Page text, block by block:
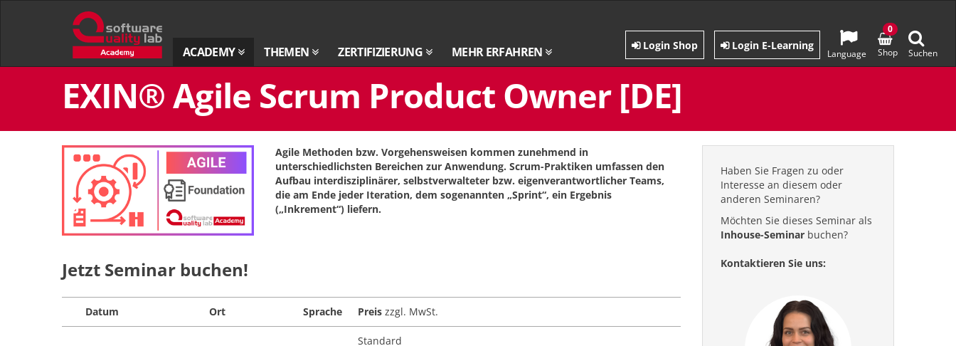
Zum
Zur
Startseite
ACADEMY THEMEN ZERTIFIZIERUNG MEHR ERFAHREN Language
Login Shop Login E-Learning
Shop
0
Suchen
EXIN® Agile Scrum Product Owner [DE]
Agile Methoden bzw. Vorgehensweisen kommen zunehmend in
unterschiedlichsten Bereichen zur Anwendung. Scrum-Praktiken umfassen den
Aufbau interdisziplinärer, selbstverwalteter bzw. eigenverantwortlicher Teams,
die am Ende jeder Iteration, dem sogenannten „Sprint“, ein Ergebnis
(„Inkrement“) liefern.
Jetzt Seminar buchen!
Datum Ort Sprache Preis zzgl. MwSt.
Standard
Haben Sie Fragen zu oder
Interesse an diesem oder
anderen Seminaren?
Möchten Sie dieses Seminar als
Inhouse-Seminar buchen?
Kontaktieren Sie uns: